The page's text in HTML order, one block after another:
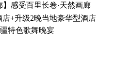
】感受百里长卷·天然画廊
+升级2晚当地豪华型酒店
特色歌舞晚宴